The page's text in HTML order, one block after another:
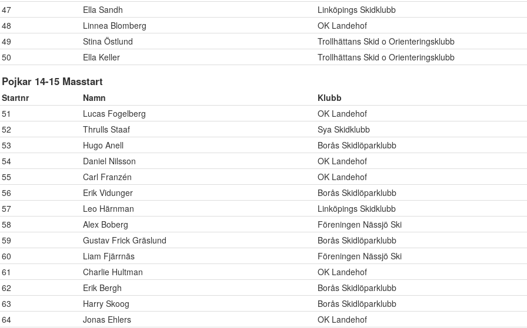
47
Ella Sandh
Linköpings Skidklubb
48
Linnea Blomberg
OK Landehof
49
Stina Östlund
Trollhättans Skid o Orienteringsklubb
50
Ella Keller Trollhättans Skid o Orienteringsklubb
Pojkar 14-15 Masstart
Startnr Namn Klubb
51
Lucas Fogelberg
OK Landehof
52
Thrulls Staaf
Sya Skidklubb
53
Hugo Anell
Borås Skidlöparklubb
54
Daniel Nilsson
OK Landehof
55
Carl Franzén
OK Landehof
56
Erik Vidunger
Borås Skidlöparklubb
57
Leo Härnman
Linköpings Skidklubb
58
Alex Boberg
Föreningen Nässjö Ski
59
Gustav Frick Gräslund
Borås Skidlöparklubb
60
Liam Fjärrnäs
Föreningen Nässjö Ski
61
Charlie Hultman
OK Landehof
62
Erik Bergh
Borås Skidlöparklubb
63
Harry Skoog
Borås Skidlöparklubb
64
Jonas Ehlers
OK Landehof